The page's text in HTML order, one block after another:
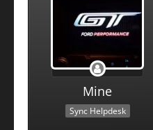
Mine
Sync Helpdesk